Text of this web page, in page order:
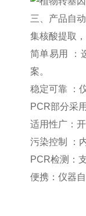
三、产品自
集核酸提取
简单易用 ：
案。
稳定可靠 ：
PCR部分采
适用性广：
污染控制 ：
PCR检测：
便携：仪器